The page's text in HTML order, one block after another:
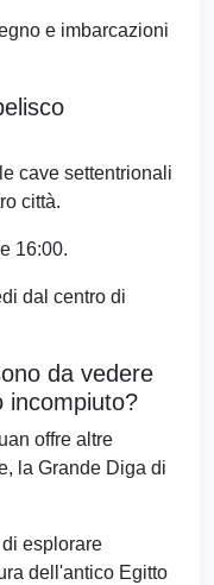
e imbarcazioni
cave settentrionali
città.
16:00.
dal centro di
da vedere
incompiuto?
offre altre
la Grande Diga di
esplorare
dell'antico Egitto